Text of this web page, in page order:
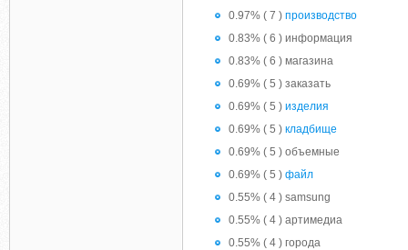
0.97% ( 7 ) производство
0.83% ( 6 ) информация
0.83% ( 6 ) магазина
0.69% ( 5 ) заказать
0.69% ( 5 ) изделия
0.69% ( 5 ) кладбище
0.69% ( 5 ) объемные
0.69% ( 5 ) файл
0.55% ( 4 ) samsung
0.55% ( 4 ) артимедиа
0.55% ( 4 ) города